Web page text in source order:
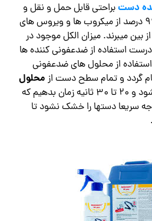
دستبراحتی قابل حمل و نقل و
استفاده هستند و بیش از ۹۹ درصد از میکروب ها و ویروس های
میبرند. میزان الکل موجود در
استفاده از ضدعفونی کننده ها
استفاده از محلول های ضدعفونی
گردد و تمام سطح دست از محلول
پوشانده شود و ۲۰ تا ۳۰ ثانیه زمان بدهیم که
سریعا دستها را خشک نشود تا